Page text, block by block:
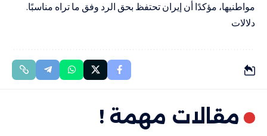
مواطنيها، مؤكدًا أن إيران تحتفظ بحق الرد وفق ما تراه مناسبًا.
دلالات
مقالات مهمة !